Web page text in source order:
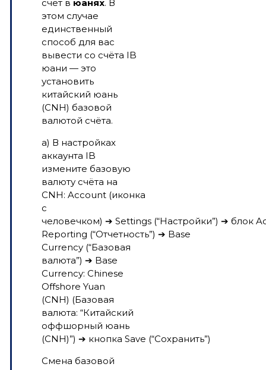
счет в юанях. В
этом случае
единственный
способ для вас
вывести со счёта IB
юани — это
установить
китайский юань
(CNH) базовой
валютой счёта.
а) В настройках
аккаунта IB
измените базовую
валюту счёта на
CNH: Account (иконка
с
человечком) ➔ Settings (“Настройки”) ➔ блок
Reporting (“Отчетность”) ➔ Base
Currency (“Базовая
валюта”) ➔ Base
Currency: Chinese
Offshore Yuan
(CNH) (Базовая
валюта: “Китайский
оффшорный юань
(CNH)”) ➔ кнопка Save (“Сохранить”)
Смена базовой